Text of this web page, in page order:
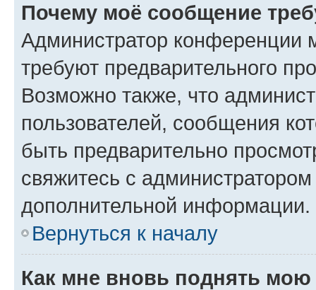
Почему моё сообщение
Администратор конференции
требуют предварительного
Возможно также, что
пользователей, сообщения
быть предварительно
свяжитесь с
дополнительной информации.
Вернуться к началу
Как мне вновь поднять мою